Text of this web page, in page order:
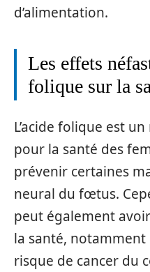
d’alimentation.
Les effets
folique sur la
L’acide folique est
pour la santé des
prévenir certaines
neural du fœtus.
peut également
la santé,
risque de cancer du